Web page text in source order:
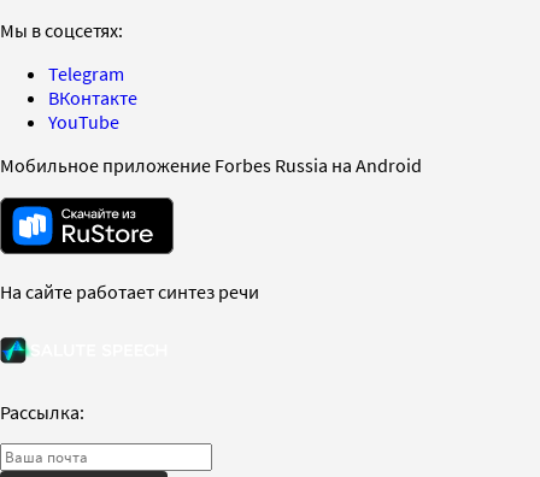
Мы в соцсетях:
Telegram
ВКонтакте
YouTube
Мобильное приложение Forbes Russia на Android
На сайте работает синтез речи
Рассылка: